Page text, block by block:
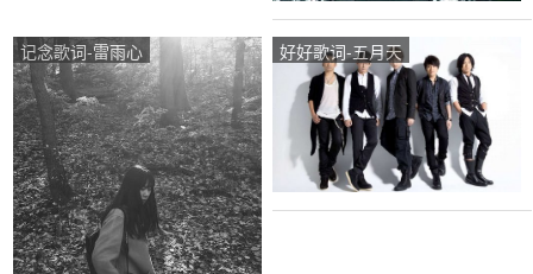
记念歌词-雷雨心 好好歌词-五月天